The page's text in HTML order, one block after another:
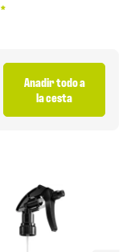
*
Anadir todo a
la cesta